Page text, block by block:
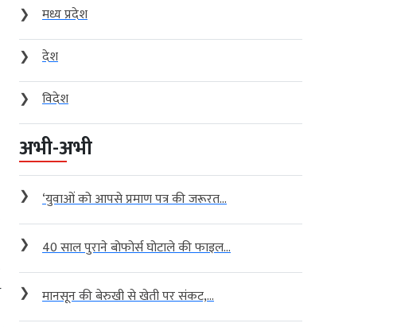
❯
मध्य प्रदेश
❯
देश
❯
विदेश
अभी-अभी
❯ ‘युवाओं को आपसे प्रमाण पत्र की जरूरत...
❯ 40 साल पुराने बोफोर्स घोटाले की फाइल...
❯ मानसून की बेरुखी से खेती पर संकट,...